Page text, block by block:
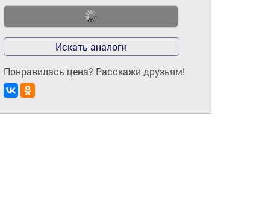
Искать аналоги
Понравилась цена? Расскажи друзьям!